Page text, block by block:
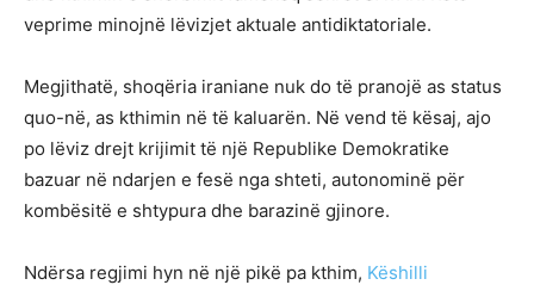
veprime minojnë lëvizjet aktuale antidiktatoriale.
Megjithatë, shoqëria iraniane nuk do të pranojë as status
quo-në, as kthimin në të kaluarën. Në vend të kësaj, ajo
po lëviz drejt krijimit të një Republike Demokratike
bazuar në ndarjen e fesë nga shteti, autonominë për
kombësitë e shtypura dhe barazinë gjinore.
Ndërsa regjimi hyn në një pikë pa kthim, Këshilli